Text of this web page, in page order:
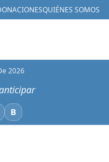
QUIÉNES SOMOS
2026
BBluesky